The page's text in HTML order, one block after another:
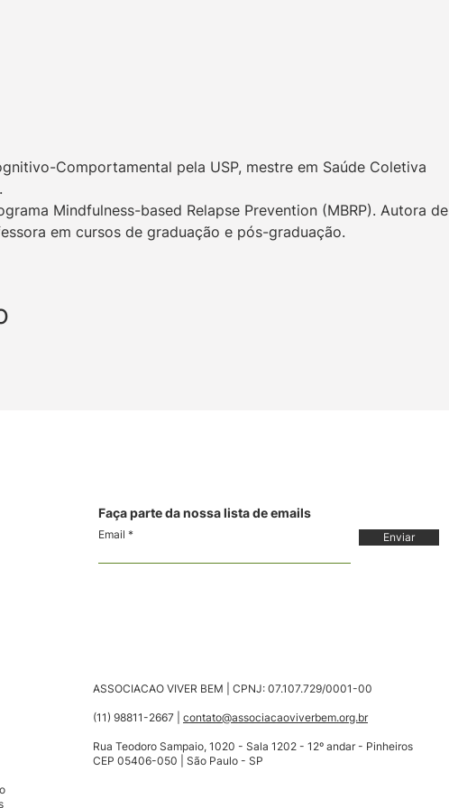
Comportamental pela USP, mestre em Saúde Coletiva
Mindfulness-based Relapse Prevention (MBRP). Autora de
em cursos de graduação e pós-graduação.
Faça parte da nossa lista de emails
Email Enviar
ASSOCIACAO VIVER BEM | CPNJ: 07.107.729/0001-00
(11) 98811-2667 contato@associacaoviverbem.org.br
Rua Teodoro Sampaio, 1020 - Sala 1202 - 12º andar - Pinheiros
CEP 05406-050 | São Paulo - SP